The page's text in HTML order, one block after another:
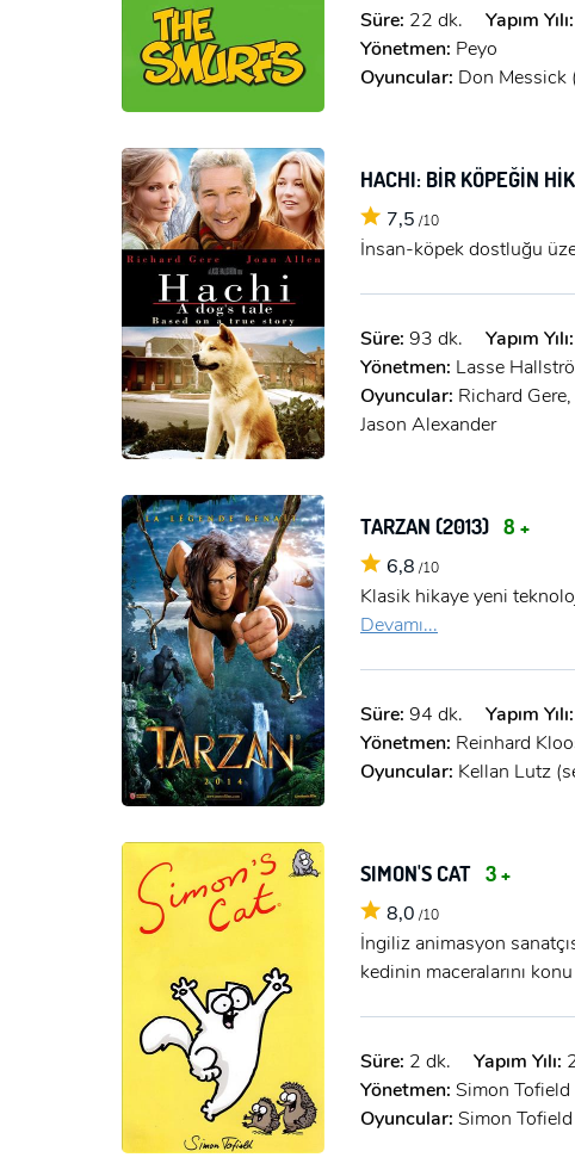
Süre: 22 dk. Yapım Yılı:
Yönetmen: Peyo
Oyuncular: Don Messick
HACHI: BİR KÖPEĞİN
7,5 /10
İnsan-köpek dostluğu
Süre: 93 dk. Yapım Yılı:
Yönetmen: Lasse
Oyuncular: Richard
Jason Alexander
TARZAN (2013) 8 +
6,8 /10
Klasik hikaye yeni
Devamı...
Süre: 94 dk. Yapım Yılı:
Yönetmen: Reinhard
Oyuncular: Kellan Lutz
SIMON'S CAT 3 +
8,0 /10
İngiliz animasyon
kedinin maceralarını
Süre: 2 dk. Yapım Yılı:
Yönetmen: Simon Tofield
Oyuncular: Simon Tofield